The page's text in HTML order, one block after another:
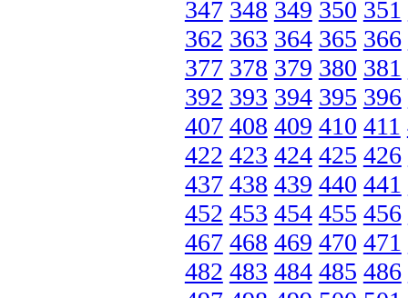
347 348 349 350 351
362 363 364 365 366
377 378 379 380 381
392 393 394 395 396
407 408 409 410 411
422 423 424 425 426
437 438 439 440 441
452 453 454 455 456
467 468 469 470 471
482 483 484 485 486